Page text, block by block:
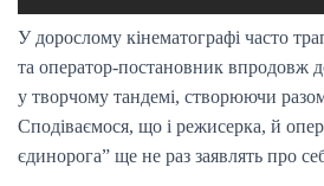
У дорослому кінематографі часто
та оператор-постановник впродовж
у творчому тандемі, створюючи
Сподіваємося, що і режисерка, й
єдинорога” ще не раз заявлять про